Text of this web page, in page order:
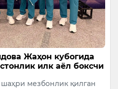
Жаҳон кубогида
илк аёл боксчи
мезбонлик қилган